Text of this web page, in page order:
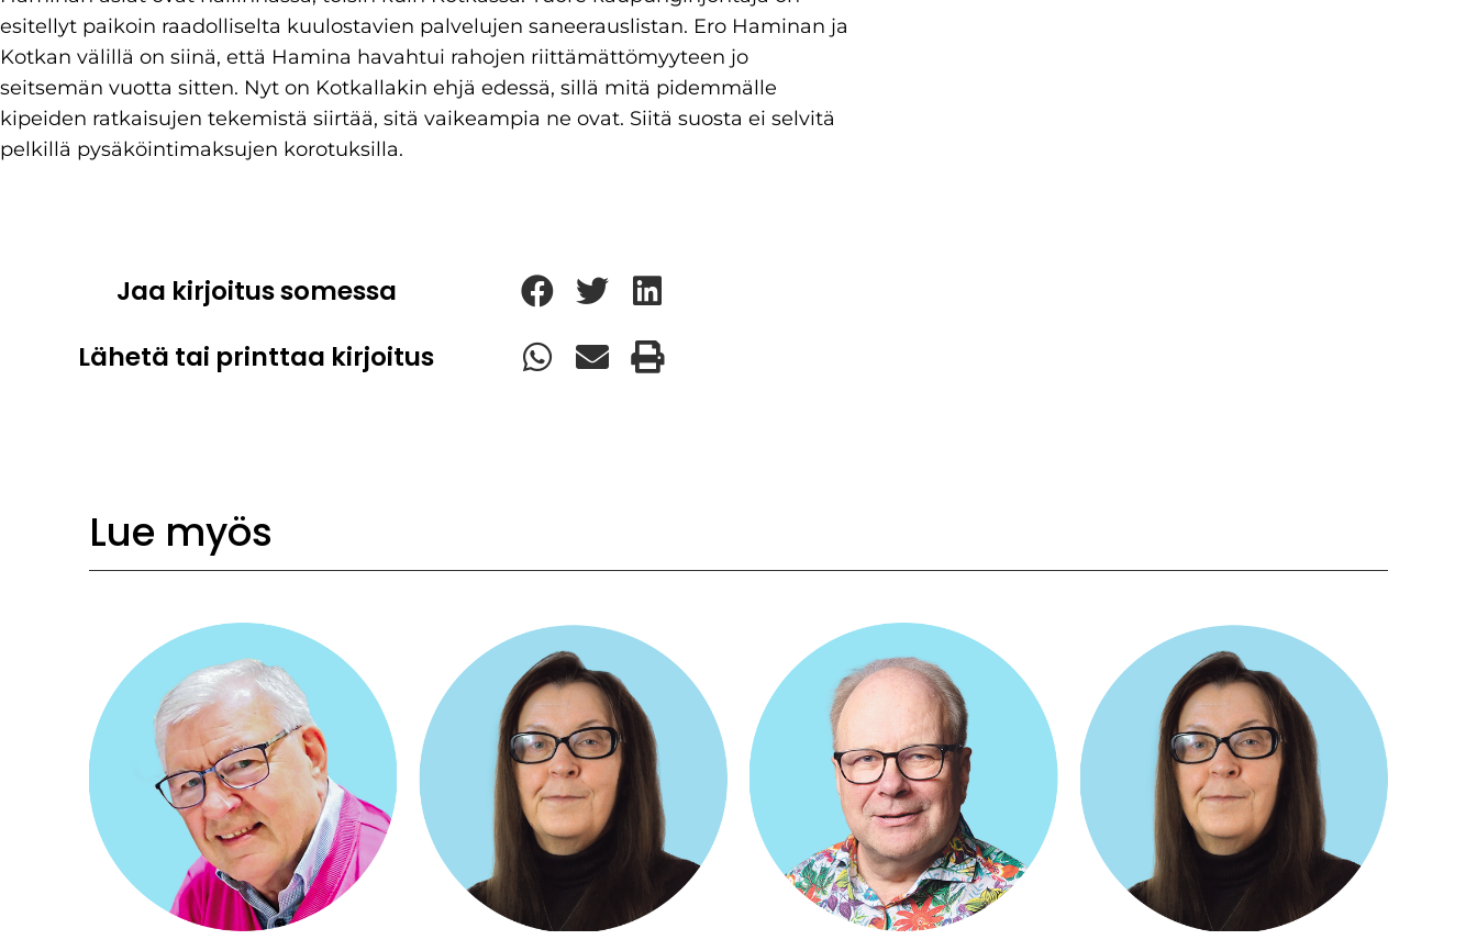
esitellyt paikoin raadolliselta kuulostavien palvelujen saneerauslistan. Ero Haminan ja
Kotkan välillä on siinä, että Hamina havahtui rahojen riittämättömyyteen jo
seitsemän vuotta sitten. Nyt on Kotkallakin ehjä edessä, sillä mitä pidemmälle
kipeiden ratkaisujen tekemistä siirtää, sitä vaikeampia ne ovat. Siitä suosta ei selvitä
pelkillä pysäköintimaksujen korotuksilla.
Jaa kirjoitus somessa
Lähetä tai printtaa kirjoitus
Lue myös